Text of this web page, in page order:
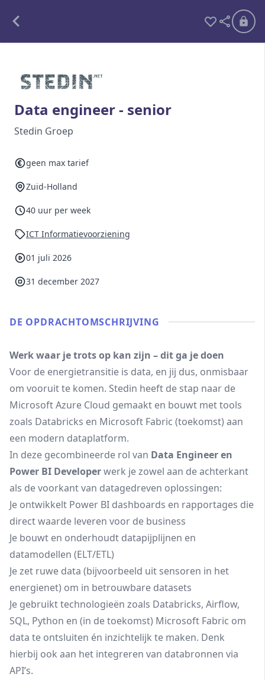
Detachering
Interim opdrachten statistiek
Ben je al lid?
Data engineer - senior
Stedin Groep
geen max tarief
Zuid-Holland
40 uur per week
ICT Informatievoorziening
01 juli 2026
31 december 2027
DE OPDRACHT­OMSCHRIJVING
Werk waar je trots op kan zijn – dit ga je doen
Voor de energietransitie is data, en jij dus, onmisbaar
om vooruit te komen. Stedin heeft de stap naar de
Microsoft Azure Cloud gemaakt en bouwt met tools
zoals Databricks en Microsoft Fabric (toekomst) aan
een modern dataplatform.
In deze gecombineerde rol van Data Engineer en
Power BI Developerwerk je zowel aan de achterkant
als de voorkant van datagedreven oplossingen:
Je ontwikkelt Power BI dashboards en rapportages die
direct waarde leveren voor de business
Je bouwt en onderhoudt datapijplijnen en
datamodellen (ELT/ETL)
Je zet ruwe data (bijvoorbeeld uit sensoren in het
energienet) om in betrouwbare datasets
Je gebruikt technologieën zoals Databricks, Airflow,
SQL, Python en (in de toekomst) Microsoft Fabric om
data te ontsluiten én inzichtelijk te maken. Denk
hierbij ook aan het integreren van databronnen via
API’s.